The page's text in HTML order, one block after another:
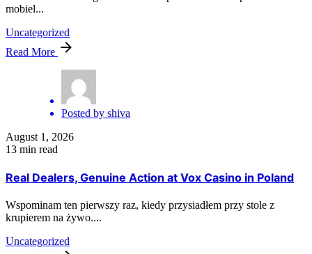
mobiel...
Uncategorized
Read More
Posted by shiva
August 1, 2026
13 min read
Real Dealers, Genuine Action at Vox Casino in Poland
Wspominam ten pierwszy raz, kiedy przysiadłem przy stole z
krupierem na żywo....
Uncategorized